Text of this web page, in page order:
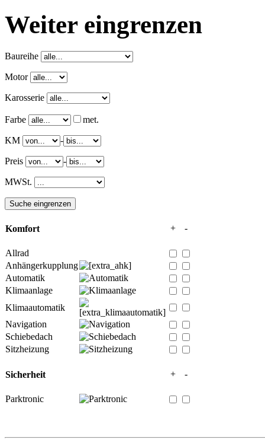
Weiter eingrenzen
Baureihe
Motor
Karosserie
Farbe met.
KM -
Preis -
MWSt.
Komfort + -
Allrad
Anhängerkupplung
Automatik
Klimaanlage
Klimaautomatik
Navigation
Schiebedach
Sitzheizung
Sicherheit + -
Parktronic